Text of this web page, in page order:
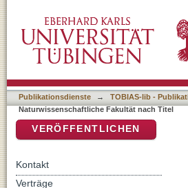
Publikationsdienste → TOBIAS-lib -
Naturwissenschaftliche Fakultät nach Titel
VERÖFFENTLICHEN
Kontakt
Verträge